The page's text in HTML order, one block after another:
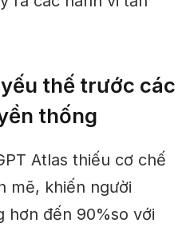
thế trước các
thống
Atlas thiếu cơ chế
mẽ, khiến người
hơn đến 90%so với